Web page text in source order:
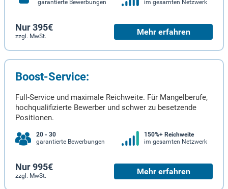
garantierte Bewerbungen
im gesamten Netzwerk
Nur 395€
zzgl. MwSt. Mehr erfahren
Boost-Service:
Full-Service und maximale Reichweite. Für Mangelberufe,
hochqualifizierte Bewerber und schwer zu besetzende
Positionen.
20 - 30
garantierte Bewerbungen
150%+ Reichweite
im gesamten Netzwerk
Nur 995€
zzgl. MwSt. Mehr erfahren